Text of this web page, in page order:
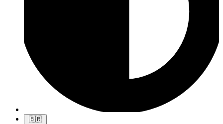
🇧🇷